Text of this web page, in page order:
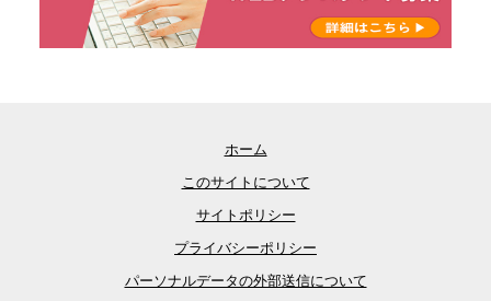
ホーム
このサイトについて
サイトポリシー
プライバシーポリシー
パーソナルデータの外部送信について